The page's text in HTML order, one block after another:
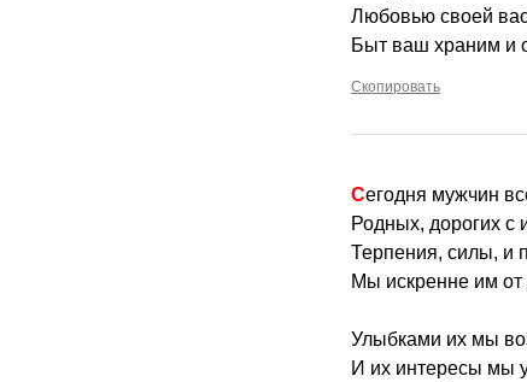
Любовью своей
Быт ваш храним и
Скопировать
Сегодня мужчин
Родных, дорогих с
Терпения, силы, и
Мы искренне им
Улыбками их мы
И их интересы мы